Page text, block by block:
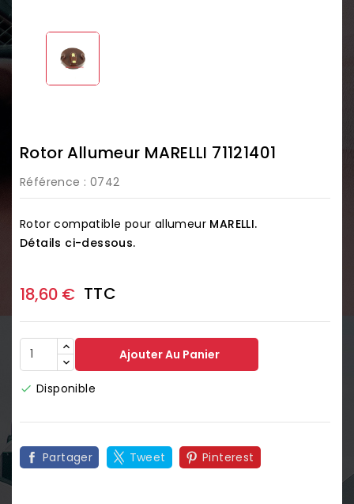
Rotor Allumeur MARELLI 71121401
Référence : 0742
Rotor compatible pour allumeur MARELLI.
Détails ci-dessous.
18,60 € TTC
Ajouter Au Panier
 Disponible
Partager Tweet Pinterest